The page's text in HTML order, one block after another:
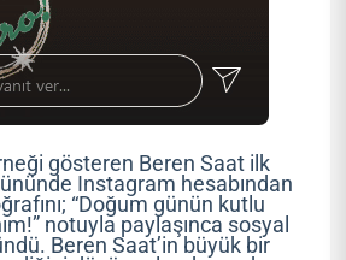
gösteren Beren Saat ilk
Instagram hesabından
“Doğum günün kutlu
notuyla paylaşınca sosyal
Beren Saat’in büyük bir